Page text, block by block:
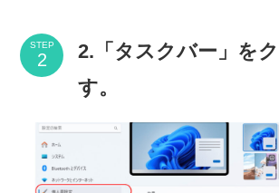
STEP
2.「タスクバー」を
す。